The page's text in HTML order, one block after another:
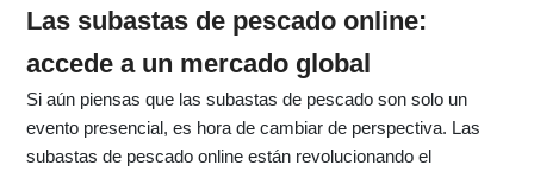
Las subastas de pescado online:
accede a un mercado global
Si aún piensas que las subastas de pescado son solo un
evento presencial, es hora de cambiar de perspectiva. Las
subastas de pescado online están revolucionando el